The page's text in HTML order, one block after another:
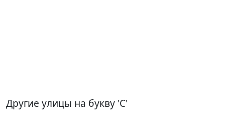
Другие улицы на букву 'С'